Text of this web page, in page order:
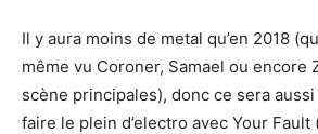
Il y aura moins de metal qu’en 2018
même vu Coroner, Samael ou encore
scène principales), donc ce sera aussi
faire le plein d’electro avec Your